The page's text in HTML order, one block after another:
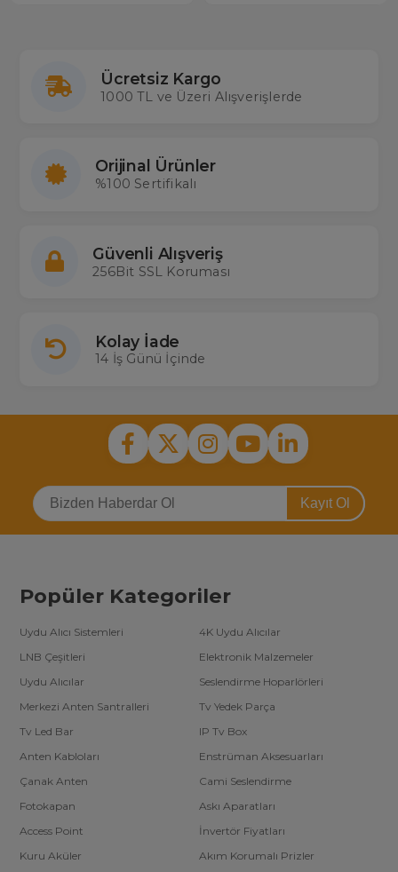
Ücretsiz Kargo
1000 TL ve Üzeri Alışverişlerde
Orijinal Ürünler
%100 Sertifikalı
Güvenli Alışveriş
256Bit SSL Koruması
Kolay İade
14 İş Günü İçinde
Kayıt Ol
Popüler Kategoriler
Uydu Alıcı Sistemleri
4K Uydu Alıcılar
LNB Çeşitleri
Elektronik Malzemeler
Uydu Alıcılar
Seslendirme Hoparlörleri
Merkezi Anten Santralleri
Tv Yedek Parça
Tv Led Bar
IP Tv Box
Anten Kabloları
Enstrüman Aksesuarları
Çanak Anten
Cami Seslendirme
Fotokapan
Askı Aparatları
Access Point
İnvertör Fiyatları
Kuru Aküler
Akım Korumalı Prizler